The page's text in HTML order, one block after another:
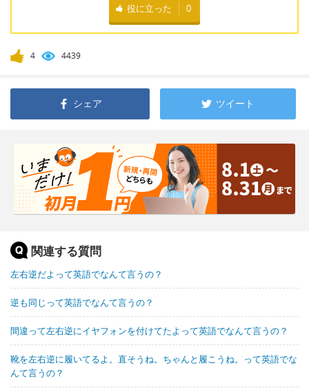
役に立った 0
4 4439
シェア ツイート
関連する質問
左右逆だよって英語でなんて言うの？
逆も同じって英語でなんて言うの？
間違って左右逆にイヤフォンを付けてたよって英語でなんて言うの？
靴を左右逆に履いてるよ。直そうね。ちゃんと履こうね。って英語でな
んて言うの？